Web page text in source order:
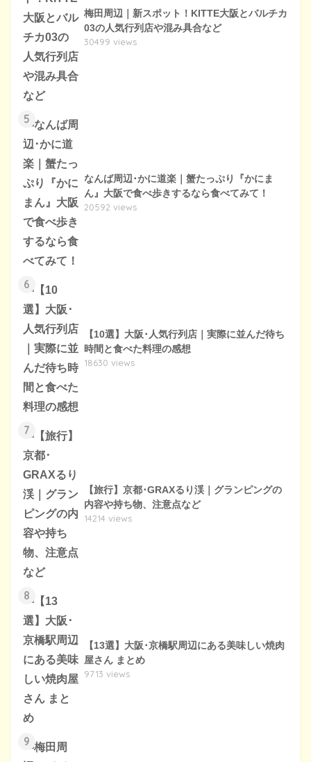
梅田周辺｜新スポット！KITTE大阪とバルチカ
03の人気行列店や混み具合など
30499 views
5
なんば周辺･かに道楽｜蟹たっぷり『かにま
ん』大阪で食べ歩きするなら食べてみて！
20592 views
6
【10選】大阪･人気行列店｜実際に並んだ待ち
時間と食べた料理の感想
18630 views
7
【旅行】京都･GRAXるり渓｜グランピングの
内容や持ち物、注意点など
14214 views
8
【13選】大阪･京橋駅周辺にある美味しい焼肉
屋さん まとめ
9713 views
9